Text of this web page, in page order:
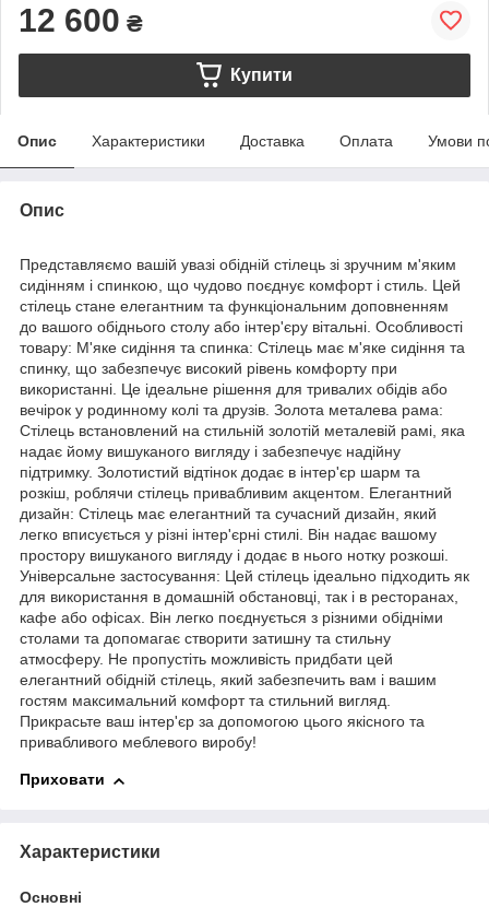
12 600 ₴
Купити
Опис Характеристики Доставка Оплата Умови
Опис
Представляємо вашій увазі обідній стілець зі зручним м'яким
сидінням і спинкою, що чудово поєднує комфорт і стиль. Цей
стілець стане елегантним та функціональним доповненням
до вашого обіднього столу або інтер'єру вітальні. Особливості
товару: М'яке сидіння та спинка: Стілець має м'яке сидіння та
спинку, що забезпечує високий рівень комфорту при
використанні. Це ідеальне рішення для тривалих обідів або
вечірок у родинному колі та друзів. Золота металева рама:
Стілець встановлений на стильній золотій металевій рамі, яка
надає йому вишуканого вигляду і забезпечує надійну
підтримку. Золотистий відтінок додає в інтер'єр шарм та
розкіш, роблячи стілець привабливим акцентом. Елегантний
дизайн: Стілець має елегантний та сучасний дизайн, який
легко вписується у різні інтер'єрні стилі. Він надає вашому
простору вишуканого вигляду і додає в нього нотку розкоші.
Універсальне застосування: Цей стілець ідеально підходить як
для використання в домашній обстановці, так і в ресторанах,
кафе або офісах. Він легко поєднується з різними обідніми
столами та допомагає створити затишну та стильну
атмосферу. Не пропустіть можливість придбати цей
елегантний обідній стілець, який забезпечить вам і вашим
гостям максимальний комфорт та стильний вигляд.
Прикрасьте ваш інтер'єр за допомогою цього якісного та
привабливого меблевого виробу!
Приховати
Характеристики
Основні